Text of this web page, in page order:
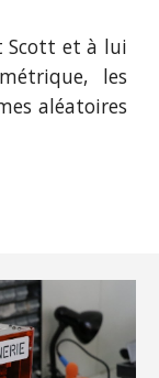
Scott et à lui
les
aléatoires